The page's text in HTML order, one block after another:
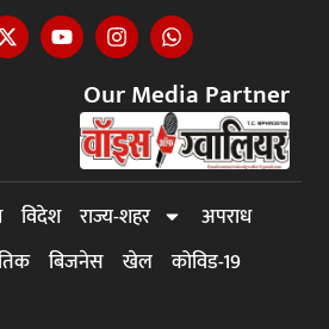
Our Media Partner
विदेश राज्य-शहर
अपराध
बिजनेस खेल कोविड-19